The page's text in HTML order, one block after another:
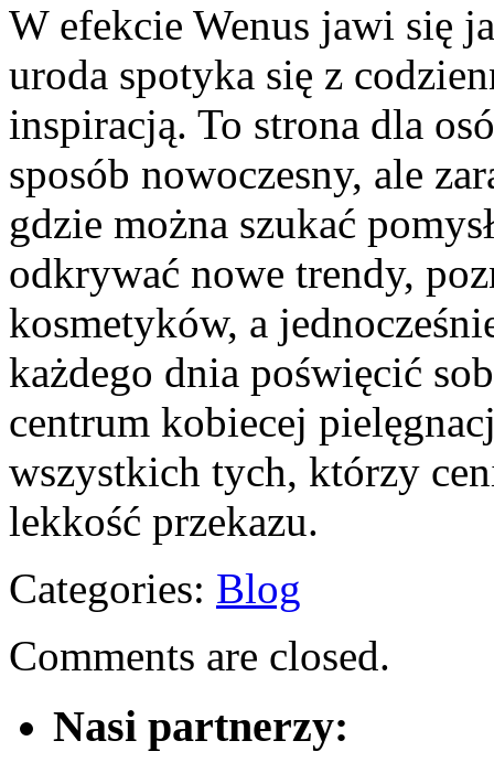
W efekcie Wenus jawi się
uroda spotyka się z
inspiracją. To strona dla
sposób nowoczesny, ale
gdzie można szukać
odkrywać nowe trendy,
kosmetyków, a
każdego dnia poświęcić
centrum kobiecej
wszystkich tych, którzy
lekkość przekazu.
Categories: Blog
Comments are closed.
Nasi partnerzy: